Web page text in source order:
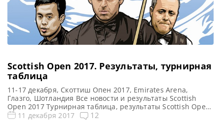
Scottish Open 2017. Результаты, турнирная
таблица
11-17 декабря, Скоттиш Опен 2017, Emirates Arena,
Глазго, Шотландия Все новости и результаты Scottish
Open 2017 Турнирная таблица, результаты Scottish Open
2017 Онлайн трансляции Scottish Open 2017 Видео
11 декабря 2017 12